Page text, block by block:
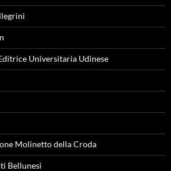
Universitaria Udinese
Molinetto della Croda
Bellunesi